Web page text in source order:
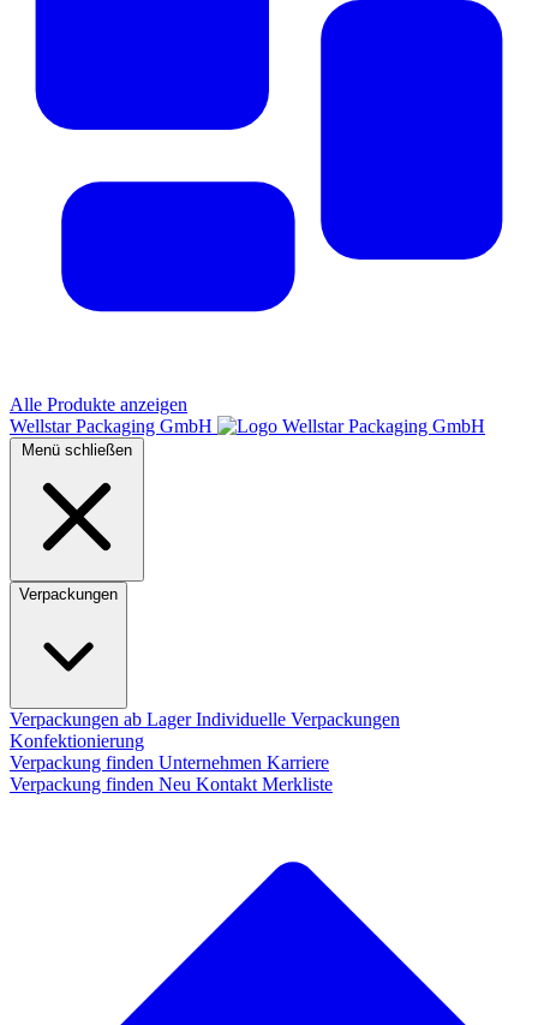
Alle Produkte anzeigen
Wellstar Packaging GmbH
Menü schließen
Verpackungen
Verpackungen ab LagerIndividuelle Verpackungen
Konfektionierung
Verpackung finden Unternehmen Karriere
Verpackung finden Neu Kontakt Merkliste